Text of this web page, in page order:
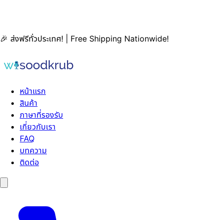
🎉 ส่งฟรีทั่วประเทศ! | Free Shipping Nationwide!
หน้าแรก
สินค้า
ภาษาที่รองรับ
เกี่ยวกับเรา
FAQ
บทความ
ติดต่อ